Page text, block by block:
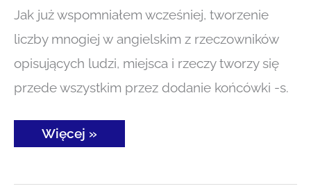
Jak już wspomniałem wcześniej, tworzenie
liczby mnogiej w angielskim z rzeczowników
opisujących ludzi, miejsca i rzeczy tworzy się
przede wszystkim przez dodanie końcówki -s.
Więcej »